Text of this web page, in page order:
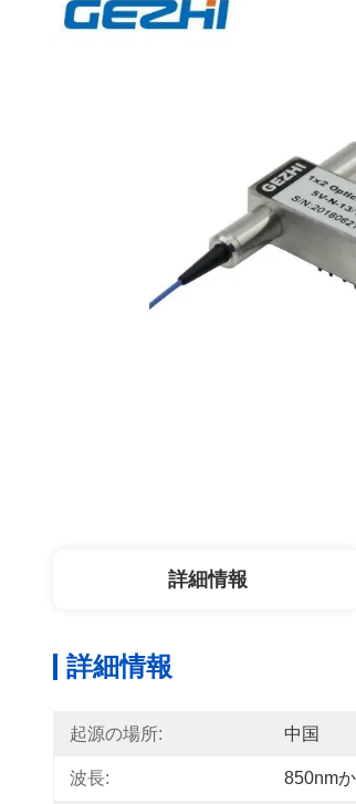
詳細情報
詳細情報
起源の場所: 中国
波長: 850nm